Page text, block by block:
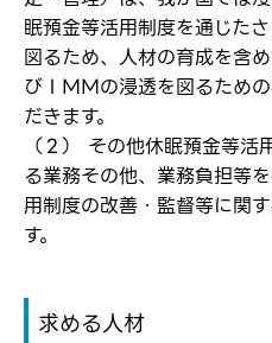
応募完了通知を
転職報告をする
※パスワードを忘れた方はコ
新規
眠預金等活用制度を通じた
図るため、人材の育成を含
びＩＭＭの浸透を図るため
だきます。
（２） その他休眠預金等
る業務その他、業務負担等
用制度の改善・監督等に関
す。
求める人材